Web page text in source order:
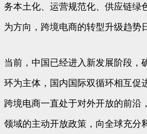
务本土化、运营规范化、供应链绿
为方向，跨境电商的转型升级趋势
当前，中国已经进入新发展阶段，
环为主体，国内国际双循环相互促
跨境电商一直处于对外开放的前沿
领域的主动开放政策，向全球充分